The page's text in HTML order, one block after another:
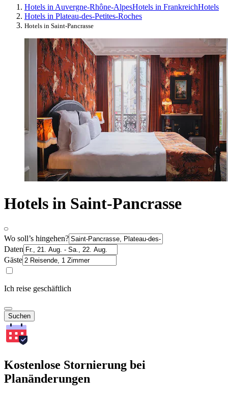
Hotels in Auvergne-Rhône-AlpesHotels in FrankreichHotels
Hotels in Plateau-des-Petites-Roches
Hotels in Saint-Pancrasse
Hotels in Saint-Pancrasse
Wo soll’s hingehen?
Daten
Gäste
Ich reise geschäftlich
Suchen
Kostenlose Stornierung bei
Planänderungen